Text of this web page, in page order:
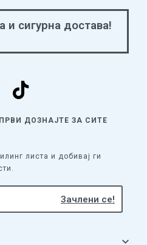
и сигурна достава!
ДОЗНАЈТЕ ЗА СИТЕ
листа и добивај ги